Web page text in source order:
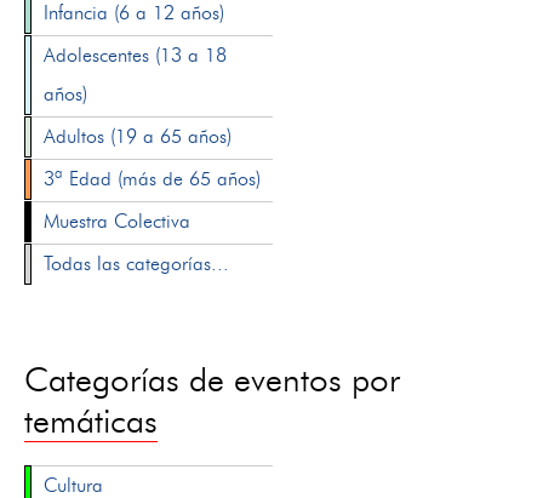
Infancia (6 a 12 años)
Adolescentes (13 a 18
años)
Adultos (19 a 65 años)
3ª Edad (más de 65 años)
Muestra Colectiva
Todas las categorías...
Categorías de eventos por
temáticas
Cultura